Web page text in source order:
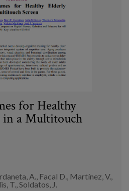
for Healthy
in a Multitouch
A., Facal D., Martínez, V.,
T., Soldatos, J.